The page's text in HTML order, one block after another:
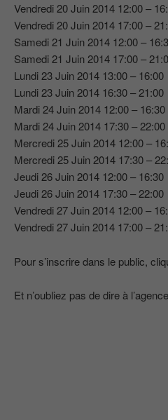
Vendredi 20 Juin 2014 12:00 –
Vendredi 20 Juin 2014 17:00 –
Samedi 21 Juin 2014 12:00 –
Samedi 21 Juin 2014 17:00 –
Lundi 23 Juin 2014 13:00 – 16:00
Lundi 23 Juin 2014 16:30 – 21:00
Mardi 24 Juin 2014 12:00 – 16:30
Mardi 24 Juin 2014 17:30 – 22:00
Mercredi 25 Juin 2014 12:00 –
Mercredi 25 Juin 2014 17:30 –
Jeudi 26 Juin 2014 12:00 – 16:30
Jeudi 26 Juin 2014 17:30 – 22:00
Vendredi 27 Juin 2014 12:00 –
Vendredi 27 Juin 2014 17:00 –
Pour s’inscrire dans le public,
Et n’oubliez pas de dire à